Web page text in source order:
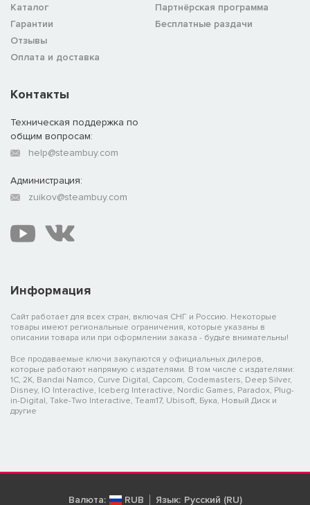
Каталог
Гарантии
Отзывы
Оплата и доставка
Партнёрская программа
Бесплатные раздачи
Информация
Сайт работает для всех стран, включая СНГ и Россию. Некоторые
товары имеют региональные ограничения, которые указаны в
описании товара или при оформлении заказа - будьте внимательны!
Все продаваемые ключи закупаются у официальных дилеров,
которые работают напрямую с издателями. В том числе с издателями:
1C, 2K, Bandai Namco, Curve Digital, Capcom, Codemasters, Deep Silver,
Disney, IO Interactive, Iceberg Interactive, Nordic Games, Paradox, Plug-
in-Digital, Take-Two Interactive, Team17, Ubisoft, Бука, Новый Диск и
другие
Контакты
Техническая поддержка по
общим вопросам:
help@steambuy.com
Администрация:
zuikov@steambuy.com
Валюта: RUB Язык: Русский (RU)